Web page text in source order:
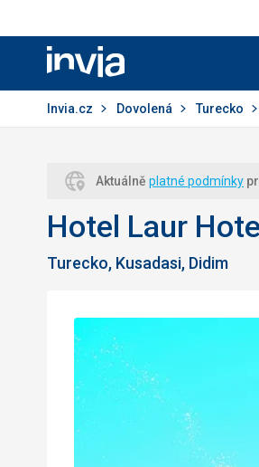
Invia.cz
Invia.cz Dovolená Turecko
Aktuálně platné podmínky
Hotel Laur
Turecko, Kusadasi, Didim